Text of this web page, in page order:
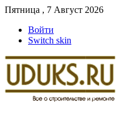
Пятница , 7 Август 2026
Войти
Switch skin